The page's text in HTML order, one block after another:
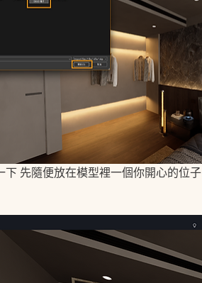
下 先隨便放在模型裡一個你開心的位子